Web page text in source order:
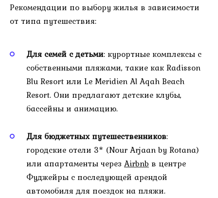
Рекомендации по выбору жилья в зависимости
от типа путешествия:
Для семей с детьми: курортные комплексы с
собственными пляжами, такие как Radisson
Blu Resort или Le Meridien Al Aqah Beach
Resort. Они предлагают детские клубы,
бассейны и анимацию.
Для бюджетных путешественников:
городские отели 3* (Nour Arjaan by Rotana)
или апартаменты через Airbnb в центре
Фуджейры с последующей арендой
автомобиля для поездок на пляжи.